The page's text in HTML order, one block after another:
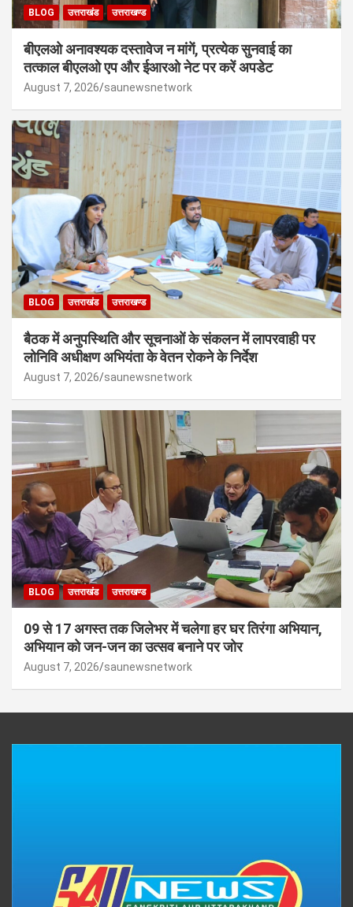
BLOG उत्तराखंड उत्तराखण्ड
बीएलओ अनावश्यक दस्तावेज न मांगें, प्रत्येक सुनवाई का
तत्काल बीएलओ एप और ईआरओ नेट पर करें अपडेट
August 7, 2026 saunewsnetwork
BLOG उत्तराखंड उत्तराखण्ड
बैठक में अनुपस्थिति और सूचनाओं के संकलन में लापरवाही पर
लोनिवि अधीक्षण अभियंता के वेतन रोकने के निर्देश
August 7, 2026 saunewsnetwork
BLOG उत्तराखंड उत्तराखण्ड
09 से 17 अगस्त तक जिलेभर में चलेगा हर घर तिरंगा अभियान,
अभियान को जन-जन का उत्सव बनाने पर जोर
August 7, 2026 saunewsnetwork